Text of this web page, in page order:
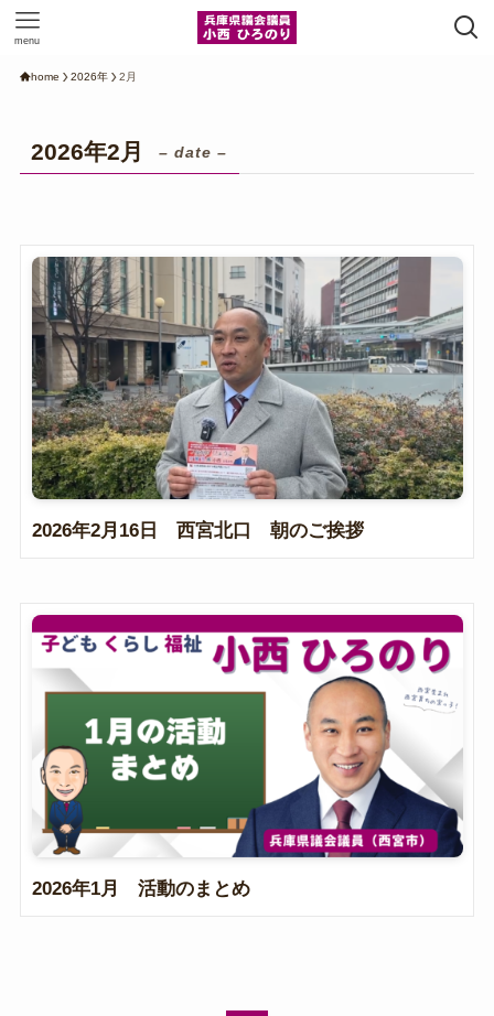
menu
home 2026年 2月
2026年2月 – date –
2026年2月16日 西宮北口 朝のご挨拶
2026年1月 活動のまとめ